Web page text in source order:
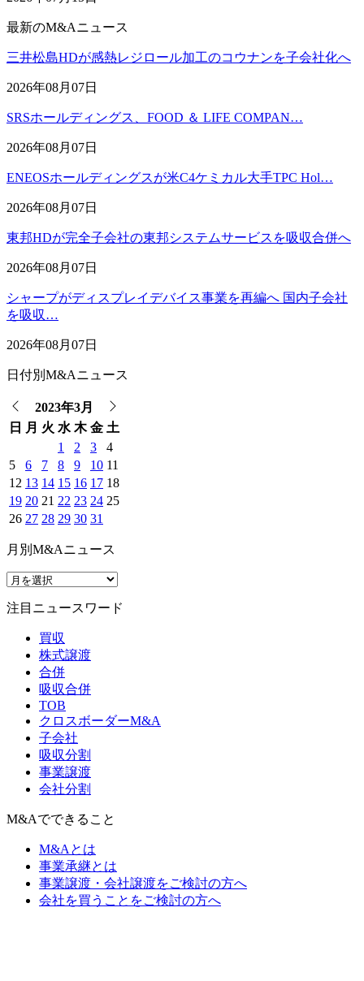
最新のM&Aニュース
三井松島HDが感熱レジロール加工のコウナンを子会社化へ
2026年08月07日
SRSホールディングス、FOOD ＆ LIFE COMPAN…
2026年08月07日
ENEOSホールディングスが米C4ケミカル大手TPC Hol…
2026年08月07日
東邦HDが完全子会社の東邦システムサービスを吸収合併へ
2026年08月07日
シャープがディスプレイデバイス事業を再編へ 国内子会社
を吸収…
2026年08月07日
日付別M&Aニュース
2023年3月
日
月 火 水 木 金 土
1
2 3
4
5
6 7 8 9 10 11
12 13 14 15 16 17 18
19 20 21 22 23 24 25
26 27 28 29 30 31
月別M&Aニュース
注目ニュースワード
買収
株式譲渡
合併
吸収合併
TOB
クロスボーダーM&A
子会社
吸収分割
事業譲渡
会社分割
M&Aでできること
M&Aとは
事業承継とは
事業譲渡・会社譲渡をご検討の方へ
会社を買うことをご検討の方へ